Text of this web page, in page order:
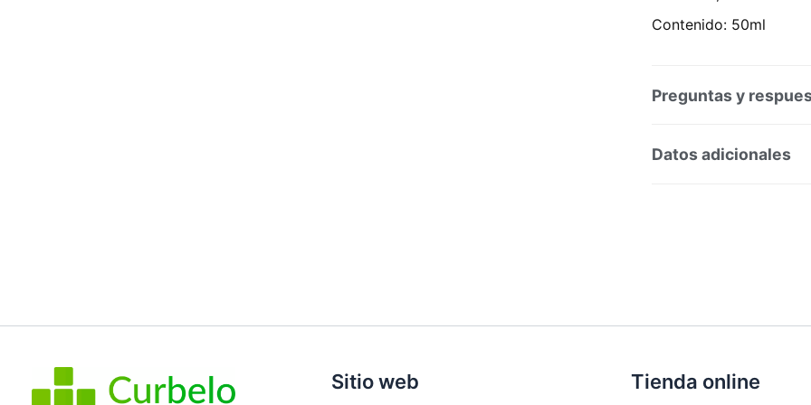
Contenido: 50ml
Preguntas y
Preguntas y respuestas
Datos adicionales
Sitio web Tienda online